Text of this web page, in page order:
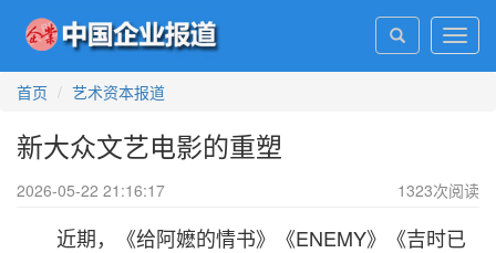
首页
艺术资本报道
新大众文艺电影的重塑
2026-05-22 21:16:17 1323次阅读
近期，《给阿嬷的情书》《ENEMY》《吉时已